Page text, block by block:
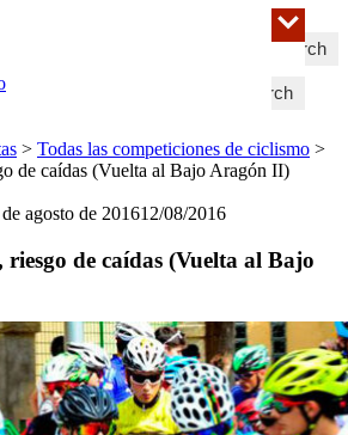
Search
Search
> Todas las competiciones de ciclismo >
de caídas (Vuelta al Bajo Aragón II)
agosto de 201612/08/2016
riesgo de caídas (Vuelta al Bajo